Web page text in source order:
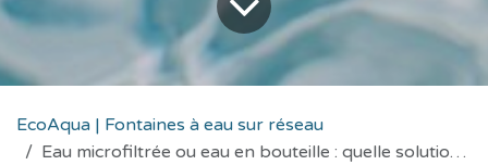
EcoAqua | Fontaines à eau sur réseau
Eau microfiltrée ou eau en bouteille : quelle solution pour votre entreprise ?